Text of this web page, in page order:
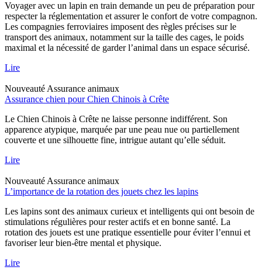
Voyager avec un lapin en train demande un peu de préparation pour
respecter la réglementation et assurer le confort de votre compagnon.
Les compagnies ferroviaires imposent des règles précises sur le
transport des animaux, notamment sur la taille des cages, le poids
maximal et la nécessité de garder l’animal dans un espace sécurisé.
Lire
Nouveauté Assurance animaux
Assurance chien pour Chien Chinois à Crête
Le Chien Chinois à Crête ne laisse personne indifférent. Son
apparence atypique, marquée par une peau nue ou partiellement
couverte et une silhouette fine, intrigue autant qu’elle séduit.
Lire
Nouveauté Assurance animaux
L’importance de la rotation des jouets chez les lapins
Les lapins sont des animaux curieux et intelligents qui ont besoin de
stimulations régulières pour rester actifs et en bonne santé. La
rotation des jouets est une pratique essentielle pour éviter l’ennui et
favoriser leur bien-être mental et physique.
Lire